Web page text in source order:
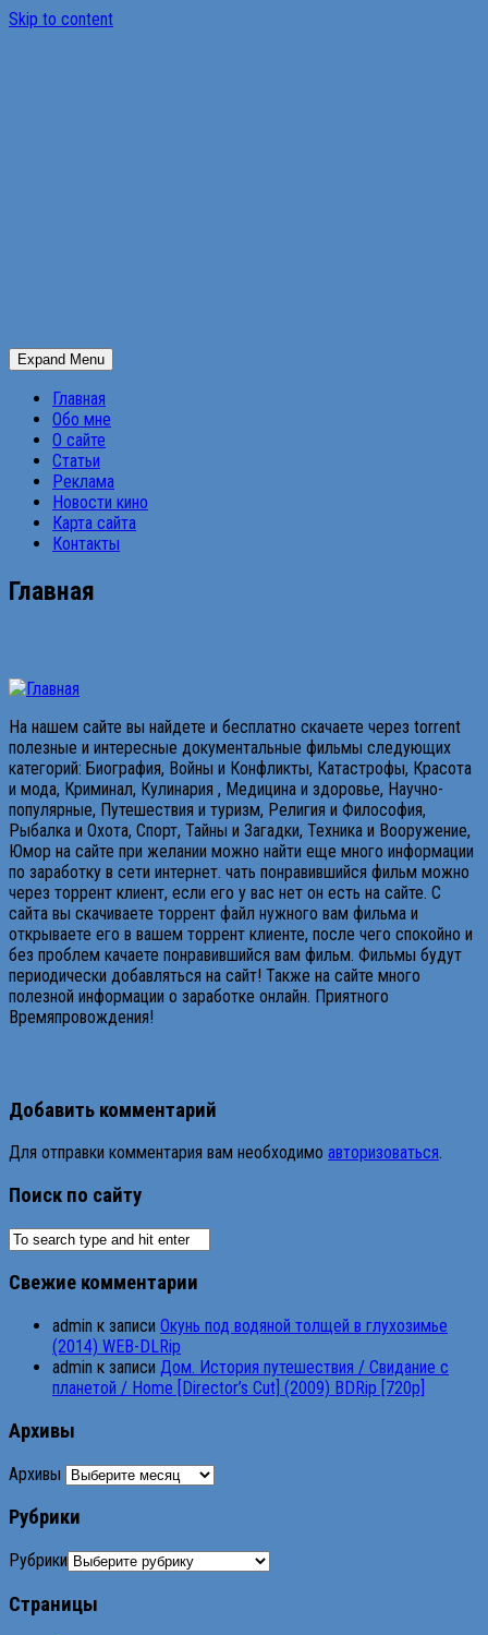
Skip to content
Expand Menu
Главная
Обо мне
О сайте
Статьи
Реклама
Новости кино
Карта сайта
Контакты
Главная
На нашем сайте вы найдете и бесплатно скачаете через torrent
полезные и интересные документальные фильмы следующих
категорий: Биография, Войны и Конфликты, Катастрофы, Красота
и мода, Криминал, Кулинария , Медицина и здоровье, Научно-
популярные, Путешествия и туризм, Религия и Философия,
Рыбалка и Охота, Спорт, Тайны и Загадки, Техника и Вооружение,
Юмор на сайте при желании можно найти еще много информации
по заработку в сети интернет. чать понравившийся фильм можно
через торрент клиент, если его у вас нет он есть на сайте. С
сайта вы скачиваете торрент файл нужного вам фильма и
открываете его в вашем торрент клиенте, после чего спокойно и
без проблем качаете понравившийся вам фильм. Фильмы будут
периодически добавляться на сайт! Также на сайте много
полезной информации о заработке онлайн. Приятного
Времяпровождения!
Добавить комментарий
Для отправки комментария вам необходимо авторизоваться.
Поиск по сайту
Свежие комментарии
admin к записи Окунь под водяной толщей в глухозимье
(2014) WEB-DLRip
admin к записи Дом. История путешествия / Свидание с
планетой / Home [Director’s Cut] (2009) BDRip [720p]
Архивы
Архивы
Рубрики
Рубрики
Страницы